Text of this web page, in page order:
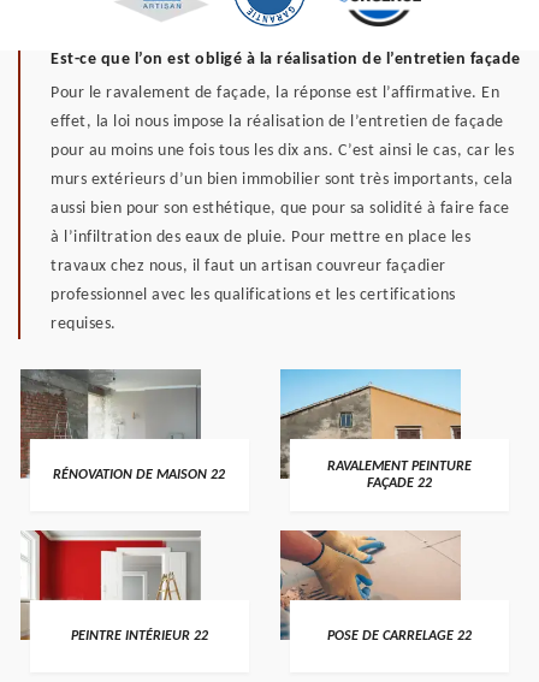
Est-ce que l’on est obligé à la réalisation de l’entretien façade
Pour le ravalement de façade, la réponse est l’affirmative. En
effet, la loi nous impose la réalisation de l’entretien de façade
pour au moins une fois tous les dix ans. C’est ainsi le cas, car les
murs extérieurs d’un bien immobilier sont très importants, cela
aussi bien pour son esthétique, que pour sa solidité à faire face
à l’infiltration des eaux de pluie. Pour mettre en place les
travaux chez nous, il faut un artisan couvreur façadier
professionnel avec les qualifications et les certifications
requises.
RÉNOVATION DE MAISON 22
RAVALEMENT PEINTURE
FAÇADE 22
PEINTRE INTÉRIEUR 22 POSE DE CARRELAGE 22